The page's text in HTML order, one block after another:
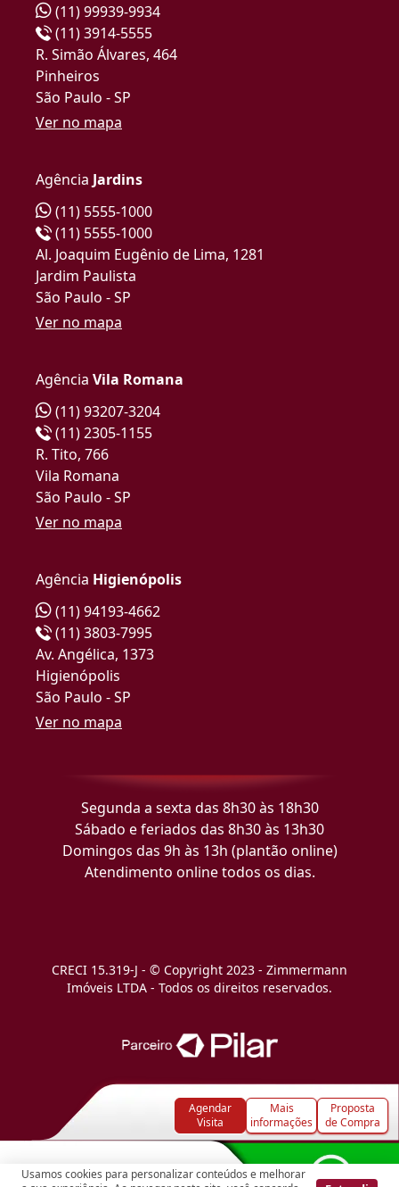
Usamos cookies para personalizar conteúdos e melhorar
Agendar
Visita
Mais
informações
Proposta
de Compra
(11) 99939-9934
(11) 3914-5555
R. Simão Álvares, 464
Pinheiros
São Paulo - SP
Ver no mapa
Agência Jardins
(11) 5555-1000
(11) 5555-1000
Al. Joaquim Eugênio de Lima, 1281
Jardim Paulista
São Paulo - SP
Ver no mapa
Agência Vila Romana
(11) 93207-3204
(11) 2305-1155
R. Tito, 766
Vila Romana
São Paulo - SP
Ver no mapa
Agência Higienópolis
(11) 94193-4662
(11) 3803-7995
Av. Angélica, 1373
Higienópolis
São Paulo - SP
Ver no mapa
Segunda a sexta das 8h30 às 18h30
Sábado e feriados das 8h30 às 13h30
Domingos das 9h às 13h (plantão online)
Atendimento online todos os dias.
CRECI 15.319-J - © Copyright 2023 - Zimmermann
Imóveis LTDA - Todos os direitos reservados.